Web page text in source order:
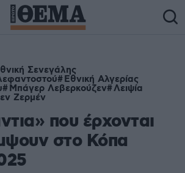
Σενεγάλης
Εθνική Αλγερίας
Μπάγερ Λεβερκούζεν Λειψία
Ζερμέν
που έρχονται
στο Κόπα